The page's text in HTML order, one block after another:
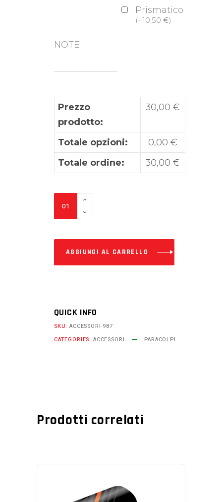
Prismatico
(+10,50€)
NOTE
Prezzo
prodotto:
30,00 €
Totale opzioni: 0,00 €
Totale ordine:
30,00 €
Paracolpi
TMLINE
AGGIUNGI AL CARRELLO
QUICK INFO
SKU:ACCESSORI-987
CATEGORIES: ACCESSORI PARACOLPI
Prodotti correlati